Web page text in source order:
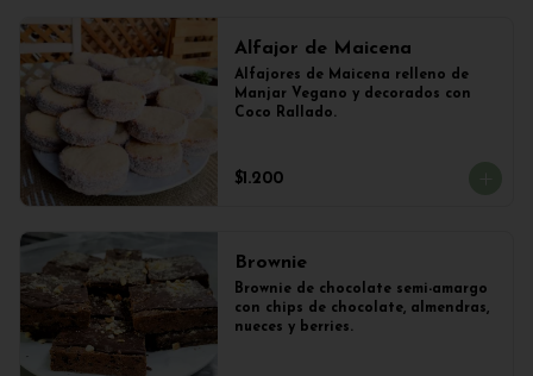
Alfajor de Maicena
Alfajores de Maicena relleno de
Manjar Vegano y decorados con
Coco Rallado.
$1.200
Brownie
Brownie de chocolate semi-amargo
con chips de chocolate, almendras,
nueces y berries.